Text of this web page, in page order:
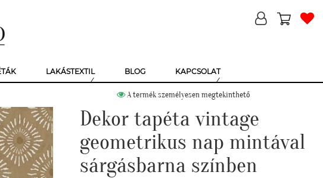
LAKÁSTEXTIL BLOG KAPCSOLAT
A termék személyesen megtekinthető
Dekor tapéta vintage
geometrikus nap mintával
sárgásbarna színben